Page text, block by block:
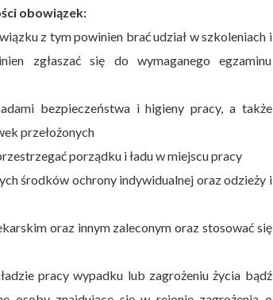
obowiązek:
z tym powinien brać udział w szkoleniach i
zgłaszać się do wymaganego egzaminu
bezpieczeństwa i higieny pracy, a także
przełożonych
porządku i ładu w miejscu pracy
środków ochrony indywidualnej oraz odzieży i
oraz innym zaleconym oraz stosować się
pracy wypadku lub zagrożeniu życia bądź